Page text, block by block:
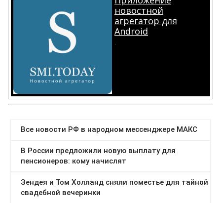
новостной
агрегатор для
Android
.